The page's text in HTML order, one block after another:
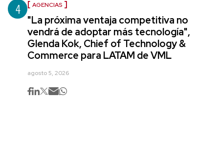
4 AGENCIAS
"La próxima ventaja competitiva no
vendrá de adoptar más tecnología",
Glenda Kok, Chief of Technology &
Commerce para LATAM de VML
agosto 5, 2026